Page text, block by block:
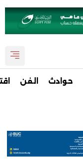
حوادث الفن